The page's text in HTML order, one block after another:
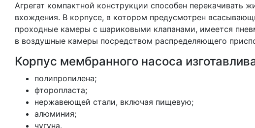
Агрегат компактной конструкции способен перекачивать
вхождения. В корпусе, в котором предусмотрен
проходные камеры с шариковыми клапанами, имеется
в воздушные камеры посредством распределяющего
Корпус мембранного насоса
полипропилена;
фторопласта;
нержавеющей стали, включая пищевую;
алюминия;
чугуна.